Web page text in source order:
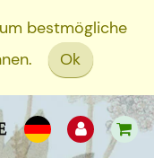
bestmögliche
Ok